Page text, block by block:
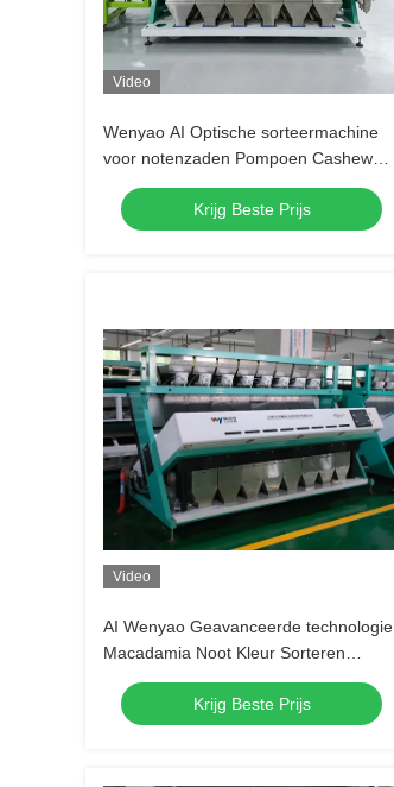
Video
Wenyao AI Optische sorteermachine
voor notenzaden Pompoen Cashew
Amandel Pinda Vormsorteerder
KleurensorteerderKrijg Beste Prijs
Video
AI Wenyao Geavanceerde technologie
Macadamia Noot Kleur Sorteren
Machine Pistachio Pecan Macadamia
Kleur Sorteren Machine
Krijg Beste Prijs